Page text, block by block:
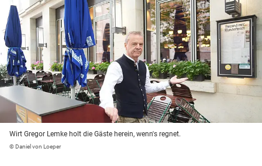
Wirt Gregor Lemke holt die Gäste herein, wenn's regnet.
© Daniel von Loeper